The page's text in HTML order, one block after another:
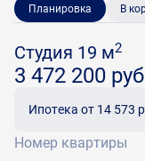
Планировка В
Студия 19 м2
3 472 200
Ипотека от 14 573
Номер квартиры